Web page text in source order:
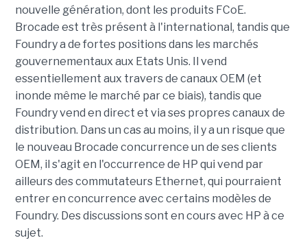
nouvelle génération, dont les produits FCoE.
Brocade est très présent à l'international, tandis que
Foundry a de fortes positions dans les marchés
gouvernementaux aux Etats Unis. Il vend
essentiellement aux travers de canaux OEM (et
inonde même le marché par ce biais), tandis que
Foundry vend en direct et via ses propres canaux de
distribution. Dans un cas au moins, il y a un risque que
le nouveau Brocade concurrence un de ses clients
OEM, il s'agit en l'occurrence de HP qui vend par
ailleurs des commutateurs Ethernet, qui pourraient
entrer en concurrence avec certains modèles de
Foundry. Des discussions sont en cours avec HP à ce
sujet.